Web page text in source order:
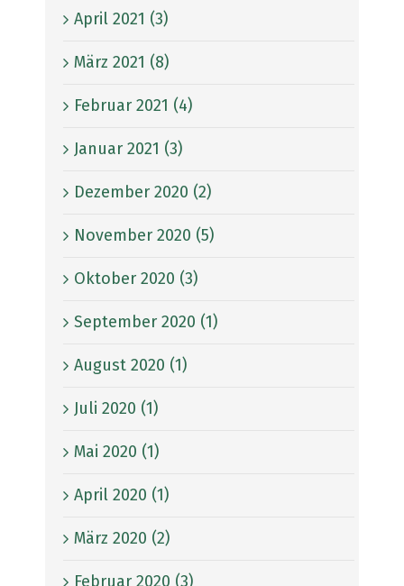
April 2021 (3)
März 2021 (8)
Februar 2021 (4)
Januar 2021 (3)
Dezember 2020 (2)
November 2020 (5)
Oktober 2020 (3)
September 2020 (1)
August 2020 (1)
Juli 2020 (1)
Mai 2020 (1)
April 2020 (1)
März 2020 (2)
Februar 2020 (3)